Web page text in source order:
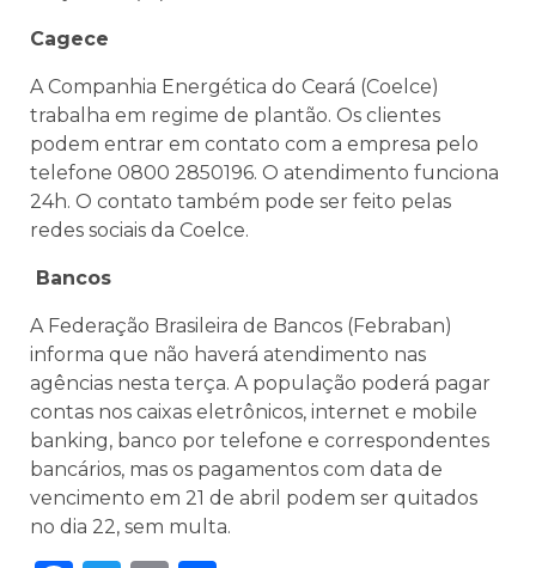
Cagece
A Companhia Energética do Ceará (Coelce)
trabalha em regime de plantão. Os clientes
podem entrar em contato com a empresa pelo
telefone 0800 2850196. O atendimento funciona
24h. O contato também pode ser feito pelas
redes sociais da Coelce.
Bancos
A Federação Brasileira de Bancos (Febraban)
informa que não haverá atendimento nas
agências nesta terça. A população poderá pagar
contas nos caixas eletrônicos, internet e mobile
banking, banco por telefone e correspondentes
bancários, mas os pagamentos com data de
vencimento em 21 de abril podem ser quitados
no dia 22, sem multa.